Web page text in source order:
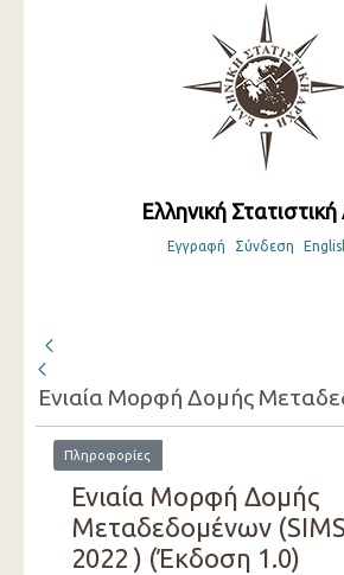
Ελληνική
Εγγραφή Σύνδεση
Πληροφορίες
Ενιαία Μορφή Δομής
Μεταδεδομένων
2022 ) (Έκδοση 1.0)